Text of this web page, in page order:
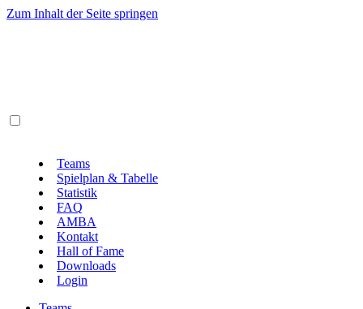
Zum Inhalt der Seite springen
Teams
Spielplan & Tabelle
Statistik
FAQ
AMBA
Kontakt
Hall of Fame
Downloads
Login